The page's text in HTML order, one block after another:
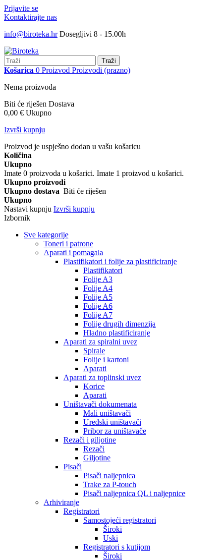
Prijavite se
Kontaktirajte nas
info@biroteka.hr Dosegljivi 8 - 15.00h
Traži
Košarica 0 Proizvod Proizvodi (prazno)
Nema proizvoda
Biti će riješen Dostava
0,00 € Ukupno
Izvrši kupnju
Proizvod je uspješno dodan u vašu košaricu
Količina
Ukupno
Imate 0 proizvoda u košarici. Imate 1 proizvod u košarici.
Ukupno proizvodi
Ukupno dostava Biti će riješen
Ukupno
Nastavi kupnju Izvrši kupnju
Izbornik
Sve kategorije
Toneri i patrone
Aparati i pomagala
Plastifikatori i folije za plastificiranje
Plastifikatori
Folije A3
Folije A4
Folije A5
Folije A6
Folije A7
Folije drugih dimenzija
Hladno plastificiranje
Aparati za spiralni uvez
Spirale
Folije i kartoni
Aparati
Aparati za toplinski uvez
Korice
Aparati
Uništavači dokumenata
Mali uništavači
Uredski uništavači
Pribor za uništavače
Rezači i giljotine
Rezači
Giljotine
Pisači
Pisači naljepnica
Trake za P-touch
Pisači naljepnica QL i naljepnice
Arhiviranje
Registratori
Samostojeći registratori
Široki
Uski
Registratori s kutijom
Široki